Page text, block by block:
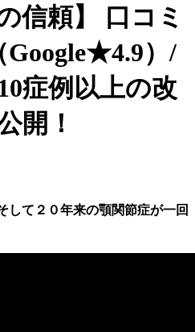
信頼】
口コミ
Google★4.9）/
症例以上の改
開！
して２０年来の顎関節症が一回